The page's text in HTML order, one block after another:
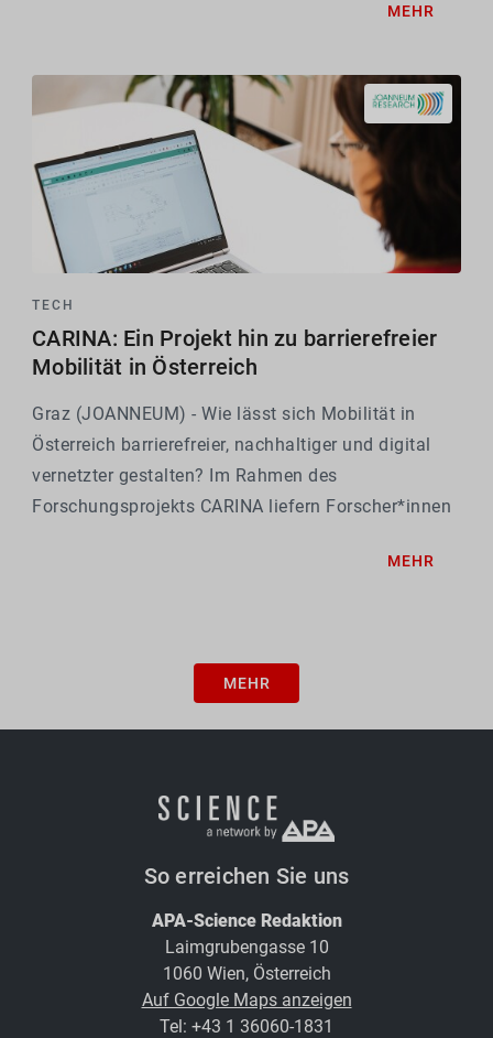
ein 75-GHz-Signal (W-Band) mit dual-zirkularer...
MEHR
TECH
CARINA: Ein Projekt hin zu barrierefreier
Mobilität in Österreich
Graz (JOANNEUM) - Wie lässt sich Mobilität in
Österreich barrierefreier, nachhaltiger und digital
vernetzter gestalten? Im Rahmen des
Forschungsprojekts CARINA liefern Forscher*innen
Research DIGITAL, ADV, emprium, nexyo und pdcp
MEHR
MEHR
So erreichen Sie uns
APA-Science Redaktion
Laimgrubengasse 10
1060 Wien, Österreich
Auf Google Maps anzeigen
Tel: +43 1 36060-1831